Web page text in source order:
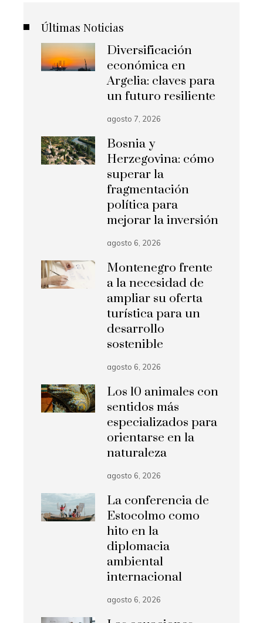
Últimas Noticias
Diversificación
económica en
Argelia: claves para
un futuro resiliente
agosto 7, 2026
Bosnia y
Herzegovina: cómo
superar la
fragmentación
política para
mejorar la inversión
agosto 6, 2026
Montenegro frente
a la necesidad de
ampliar su oferta
turística para un
desarrollo
sostenible
agosto 6, 2026
Los 10 animales con
sentidos más
especializados para
orientarse en la
naturaleza
agosto 6, 2026
La conferencia de
Estocolmo como
hito en la
diplomacia
ambiental
internacional
agosto 6, 2026